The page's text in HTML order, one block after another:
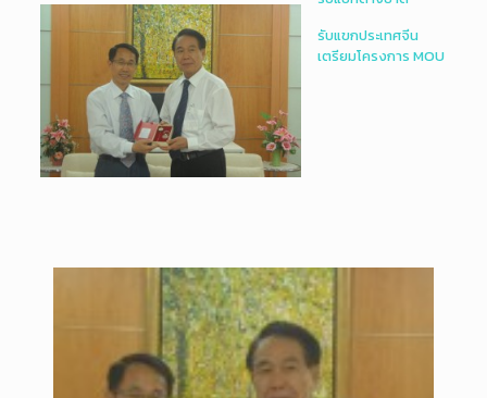
รับแขกประเทศจีน
เตรียมโครงการ MOU